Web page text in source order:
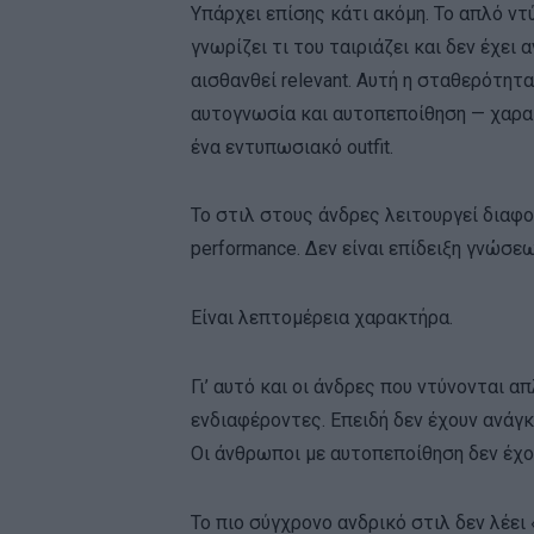
Υπάρχει επίσης κάτι ακόμη. Το απλό
γνωρίζει τι του ταιριάζει και δεν
αισθανθεί relevant. Αυτή η
αυτογνωσία και αυτοπεποίθηση —
ένα εντυπωσιακό outfit.
Το στιλ στους άνδρες λειτουργεί
performance. Δεν είναι επίδειξη
Είναι λεπτομέρεια χαρακτήρα.
Γι’ αυτό και οι άνδρες που
ενδιαφέροντες. Επειδή δεν έχουν
Οι άνθρωποι με αυτοπεποίθηση δεν
Το πιο σύγχρονο ανδρικό στιλ δεν